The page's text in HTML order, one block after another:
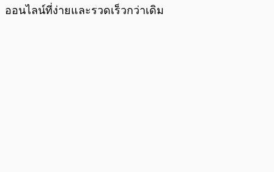
ออนไลน์ที่ง่ายและรวดเร็วกว่าเดิม